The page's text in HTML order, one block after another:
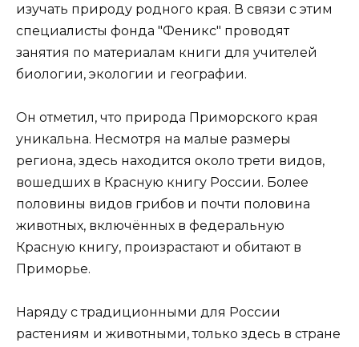
изучать природу родного края. В связи с этим
специалисты фонда "Феникс" проводят
занятия по материалам книги для учителей
биологии, экологии и географии.
Он отметил, что природа Приморского края
уникальна. Несмотря на малые размеры
региона, здесь находится около трети видов,
вошедших в Красную книгу России. Более
половины видов грибов и почти половина
животных, включённых в федеральную
Красную книгу, произрастают и обитают в
Приморье.
Наряду с традиционными для России
растениям и животными, только здесь в стране